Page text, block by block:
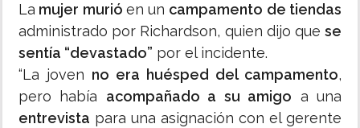
La mujer murió en un campamento de tiendas
administrado por Richardson, quien dijo que se
sentía “devastado” por el incidente.
“La joven no era huésped del campamento,
pero había acompañado a su amigo a una
entrevista para una asignación con el gerente